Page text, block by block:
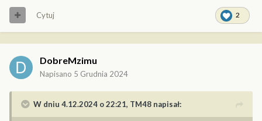
2
Cytuj
DobreMzimu
Napisano 5 Grudnia 2024
W dniu 4.12.2024 o 22:21, TM48 napisał: